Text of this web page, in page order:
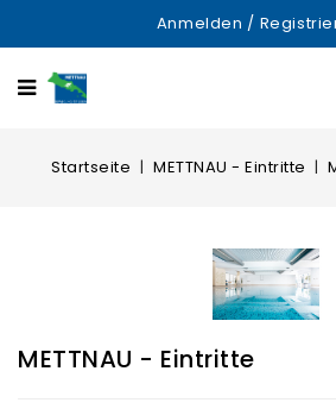
Anmelden /
Startseite METTNAU - Eintritte
METTNAU - Eintritte